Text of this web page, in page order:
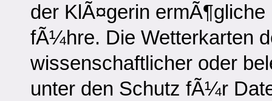
der KlÃ¤gerin
fÃ¼hre. Die Wetterkarten
wissenschaftlicher oder
unter den Schutz fÃ¼r